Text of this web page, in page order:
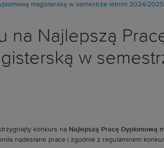
magisterską w semestrze letnim 2024/2025
na Najlepszą
w
konkurs na Najlepszą Pracę Dyplomową
nadesłane prace i zgodnie z regulaminem